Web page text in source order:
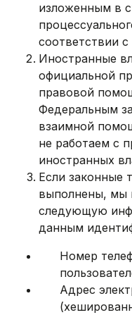
изложенным в
соответствии
Иностранные
официальной
правовой
Федеральным
взаимной
не работаем с
иностранных
Если законные
выполнены, мы
следующую
данным
Номер
Адрес